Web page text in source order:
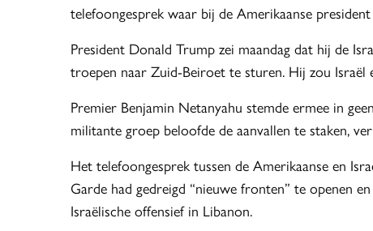
telefoongesprek waar bij de Amerikaanse
President Donald Trump zei maandag dat hij de
troepen naar Zuid-Beiroet te sturen. Hij zou
Premier Benjamin Netanyahu stemde ermee in
militante groep beloofde de aanvallen te staken,
Het telefoongesprek tussen de Amerikaanse en
Garde had gedreigd “nieuwe fronten” te openen
Israëlische offensief in Libanon.